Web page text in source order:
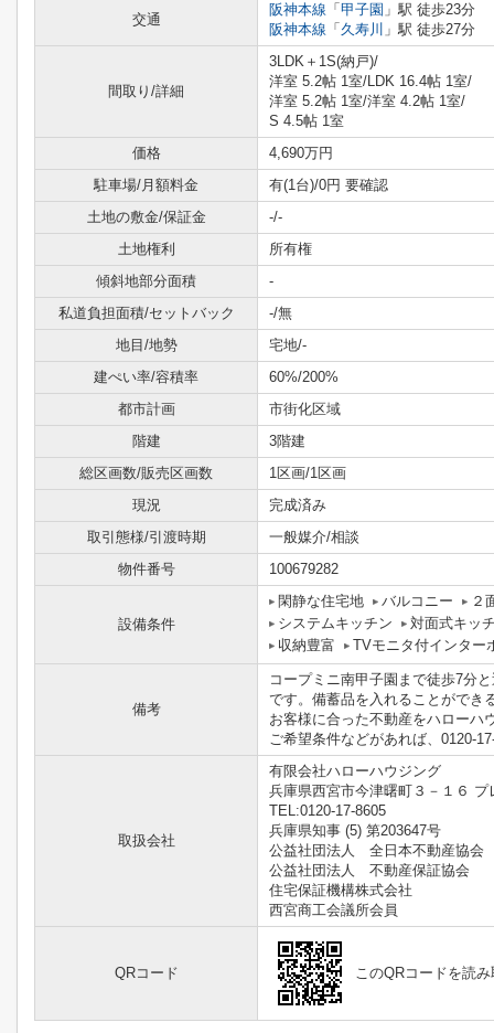
交通
阪神本線 「 甲子園 」駅 徒歩23分
阪神本線 「 久寿川 」駅 徒歩27分
間取り/詳細
3LDK＋1S(納戸)/
洋室 5.2帖 1室/LDK 16.4帖 1室/
洋室 5.2帖 1室/洋室 4.2帖 1室/
S 4.5帖 1室
価格
4,690万円
駐車場/月額料金
有(1台)/0円 要確認
土地の敷金/保証金
-/-
土地権利
所有権
傾斜地部分面積
-
私道負担面積/セットバック
-/無
地目/地勢
宅地/-
建ぺい率/容積率
60%/200%
都市計画
市街化区域
階建
3階建
総区画数/販売区画数
1区画/1区画
現況
完成済み
取引態様/引渡時期
一般媒介/相談
物件番号
100679282
設備条件
閑静な住宅地 バルコニー
２
システムキッチン
対面式キッ
収納豊富
TVモニタ付インター
備考
コープミニ南甲子園まで徒歩7分
です。備蓄品を入れることができ
お客様に合った不動産をハローハ
ご希望条件などがあれば、0120-
取扱会社
有限会社ハローハウジング
兵庫県西宮市今津曙町３－１６ プ
TEL:0120-17-8605
兵庫県知事 (5) 第203647号
公益社団法人 全日本不動産協会
公益社団法人 不動産保証協会
住宅保証機構株式会社
西宮商工会議所会員
QRコード このQRコードを読